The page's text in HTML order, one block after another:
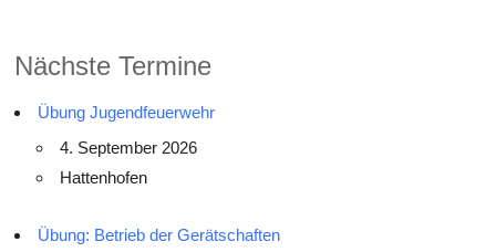
Nächste Termine
Übung Jugendfeuerwehr
4. September 2026
Hattenhofen
Übung: Betrieb der Gerätschaften